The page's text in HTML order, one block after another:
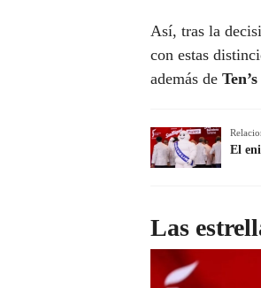
Así, tras la
con estas
además de
El
Las